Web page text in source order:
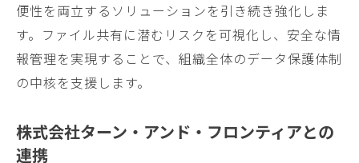
便性を両立するソリューションを引き続き強化しま
す。ファイル共有に潜むリスクを可視化し、安全な情
報管理を実現することで、組織全体のデータ保護体制
の中核を支援します。
株式会社ターン・アンド・フロンティアとの
連携